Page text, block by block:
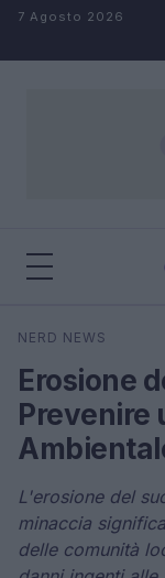
Salta al contenuto
7 Agosto 2026
Cerca
NERD NEWS
Erosione
Prevenire
L'erosione del
minaccia
delle comunità